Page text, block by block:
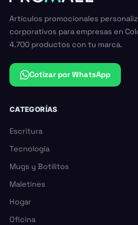
Artículos promocionales
corporativos para empresas en
4.700 productos con tu marca.
Cotizar por WhatsApp
CATEGORÍAS
Escritura
Tecnología
Mugs y Botilitos
Maletines
Hogar
Oficina